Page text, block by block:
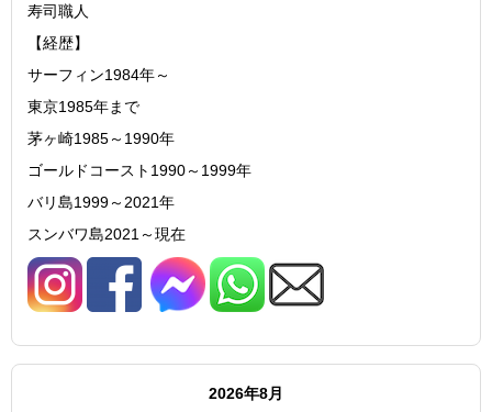
寿司職人
【経歴】
サーフィン1984年～
東京1985年まで
茅ヶ崎1985～1990年
ゴールドコースト1990～1999年
バリ島1999～2021年
スンバワ島2021～現在
2026年8月